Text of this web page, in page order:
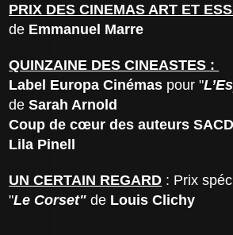
PRIX DES CINEMAS ART ET
de Emmanuel Marre
QUINZAINE DES CINEASTES :
Label Europa Cinémas pour "
deSarah Arnold
Coup de cœur des auteurs SACD
Lila Pinell
UN CERTAIN REGARD : Prix
"Le Corset" de Louis Clichy